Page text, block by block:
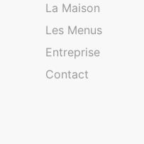
La Maison
Les Menus
Entreprise
Contact